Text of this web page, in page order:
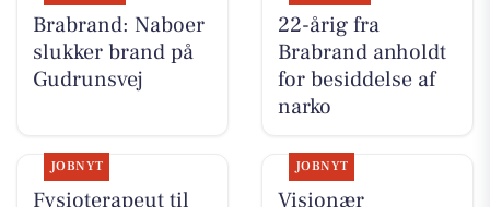
Brabrand: Naboer
slukker brand på
Gudrunsvej
22-årig fra
Brabrand anholdt
for besiddelse af
narko
JOBNYT
Fysioterapeut til
JOBNYT
Visionær